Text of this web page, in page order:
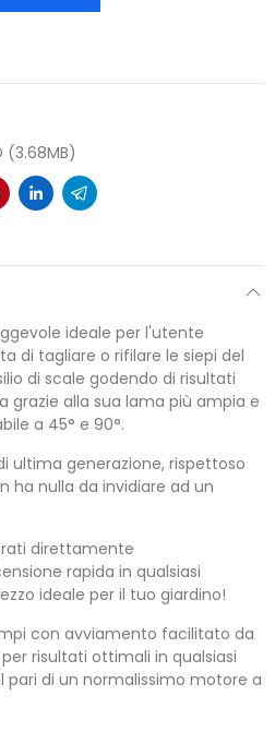
(3.68MB)
ideale per l'utente
di tagliare o rifilare le siepi del
di scale godendo di risultati
grazie alla sua lama più ampia e
a 45° e 90°.
ultima generazione, rispettoso
ha nulla da invidiare ad un
direttamente
rapida in qualsiasi
ideale per il tuo giardino!
con avviamento facilitato da
per risultati ottimali in qualsiasi
pari di un normalissimo motore a